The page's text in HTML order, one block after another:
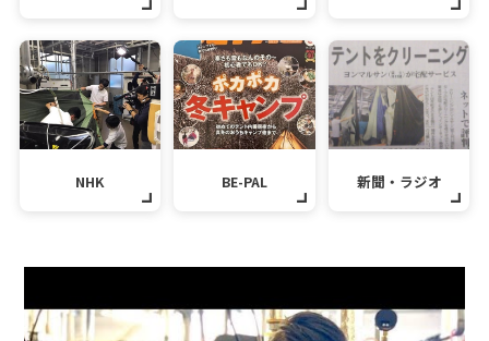
NHK BE-PAL 新聞・ラジオ